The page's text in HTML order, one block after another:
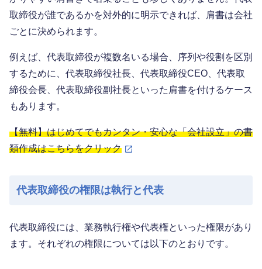
取締役が誰であるかを対外的に明示できれば、肩書は会社
ごとに決められます。
例えば、代表取締役が複数名いる場合、序列や役割を区別
するために、代表取締役社長、代表取締役CEO、代表取
締役会長、代表取締役副社長といった肩書を付けるケース
もあります。
【無料】はじめてでもカンタン・安心な「会社設立」の書
類作成はこちらをクリック
代表取締役の権限は執行と代表
代表取締役には、業務執行権や代表権といった権限があり
ます。それぞれの権限については以下のとおりです。